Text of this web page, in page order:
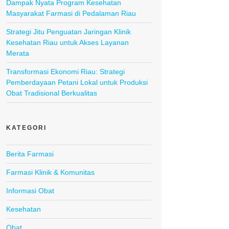
Dampak Nyata Program Kesehatan
Masyarakat Farmasi di Pedalaman Riau
Strategi Jitu Penguatan Jaringan Klinik
Kesehatan Riau untuk Akses Layanan
Merata
Transformasi Ekonomi Riau: Strategi
Pemberdayaan Petani Lokal untuk Produksi
Obat Tradisional Berkualitas
KATEGORI
Berita Farmasi
Farmasi Klinik & Komunitas
Informasi Obat
Kesehatan